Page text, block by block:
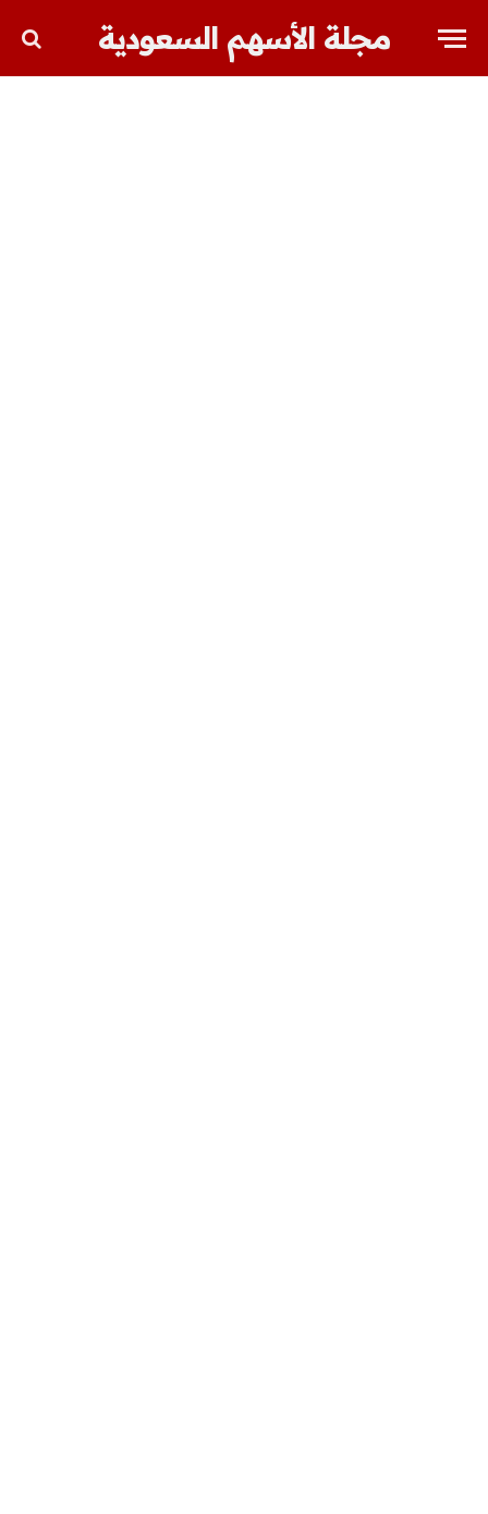
مجلة الأسهم السعودية